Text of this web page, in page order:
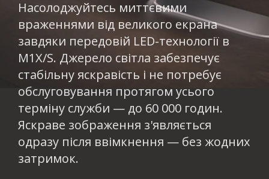
Насолоджуйтесь миттєвими
враженнями від великого екрана
завдяки передовій LED-технології в
M1X/S. Джерело світла забезпечує
стабільну яскравість і не потребує
обслуговування протягом усього
терміну служби — до 60 000 годин.
Яскраве зображення з'являється
одразу після ввімкнення — без жодних
затримок.​​